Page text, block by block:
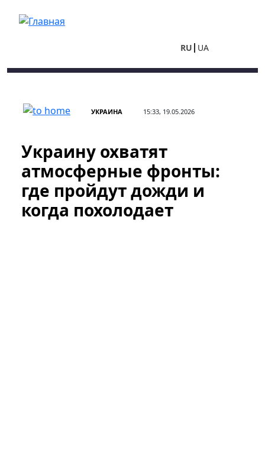
RU UA
УКРАИНА 15:33, 19.05.2026
Украину охватят
атмосферные фронты:
где пройдут дожди и
когда похолодает